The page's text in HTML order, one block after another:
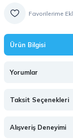
Ürün Bilgisi
Yorumlar
Taksit Seçenekleri
Alışveriş Deneyimi